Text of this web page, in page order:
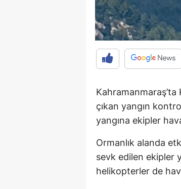
çıkan yangın
yangına ekipler
Ormanlık alanda
sevk edilen ekipler
helikopterler de